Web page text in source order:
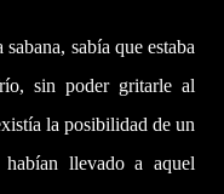
sabía que estaba
sin poder gritarle al
la posibilidad de un
llevado a aquel